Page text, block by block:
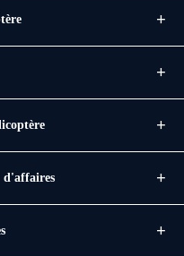
d'affaires